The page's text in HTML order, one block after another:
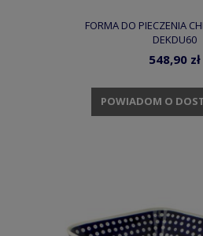
FORMA DO PIECZENIA
DEKDU60
548,90 zł
POWIADOM O